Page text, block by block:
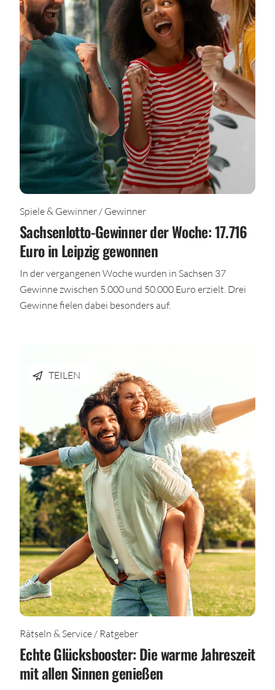
Spiele & Gewinner / Gewinner
Sachsenlotto-Gewinner der Woche: 17.716
Euro in Leipzig gewonnen
In der vergangenen Woche wurden in Sachsen 37
Gewinne zwischen 5.000 und 50.000 Euro erzielt. Drei
Gewinne fielen dabei besonders auf.
TEILEN
Rätseln & Service / Ratgeber
Echte Glücksbooster: Die warme Jahreszeit
mit allen Sinnen genießen